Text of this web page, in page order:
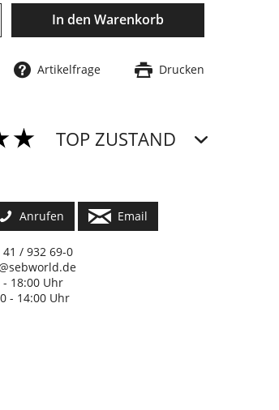
In den Warenkorb
Artikelfrage Drucken
TOP ZUSTAND
Anrufen Email
41 / 932 69-0
- 18:00 Uhr
- 14:00 Uhr